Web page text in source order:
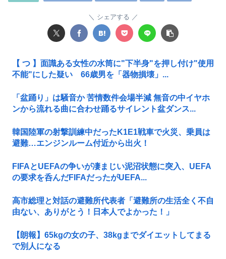
シェアする
【 つ 】面識ある女性の水筒に"下半身"を押し付け"使用
不能"にした疑い 66歳男を「器物損壊」...
「盆踊り」は騒音か 苦情数件会場半減 無音の中イヤホ
ンから流れる曲に合わせ踊るサイレント盆ダンス...
韓国陸軍の射撃訓練中だったK1E1戦車で火災、乗員は
避難…エンジンルーム付近から出火！
FIFAとUEFAの争いが凄まじい泥沼状態に突入、UEFA
の要求を呑んだFIFAだったがUEFA...
高市総理と対話の避難所代表者「避難所の生活全く不自
由ない、ありがとう！日本人でよかった！」
【朗報】65kgの女の子、38kgまでダイエットしてまる
で別人になる